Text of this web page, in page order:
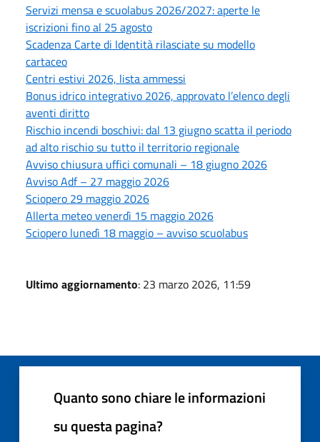
Servizi mensa e scuolabus 2026/2027: aperte le
iscrizioni fino al 25 agosto
Scadenza Carte di Identità rilasciate su modello
cartaceo
Centri estivi 2026, lista ammessi
Bonus idrico integrativo 2026, approvato l’elenco degli
aventi diritto
Rischio incendi boschivi: dal 13 giugno scatta il periodo
ad alto rischio su tutto il territorio regionale
Avviso chiusura uffici comunali – 18 giugno 2026
Avviso Adf – 27 maggio 2026
Sciopero 29 maggio 2026
Allerta meteo venerdì 15 maggio 2026
Sciopero lunedì 18 maggio – avviso scuolabus
Ultimo aggiornamento: 23 marzo 2026, 11:59
Quanto sono chiare le informazioni
su questa pagina?